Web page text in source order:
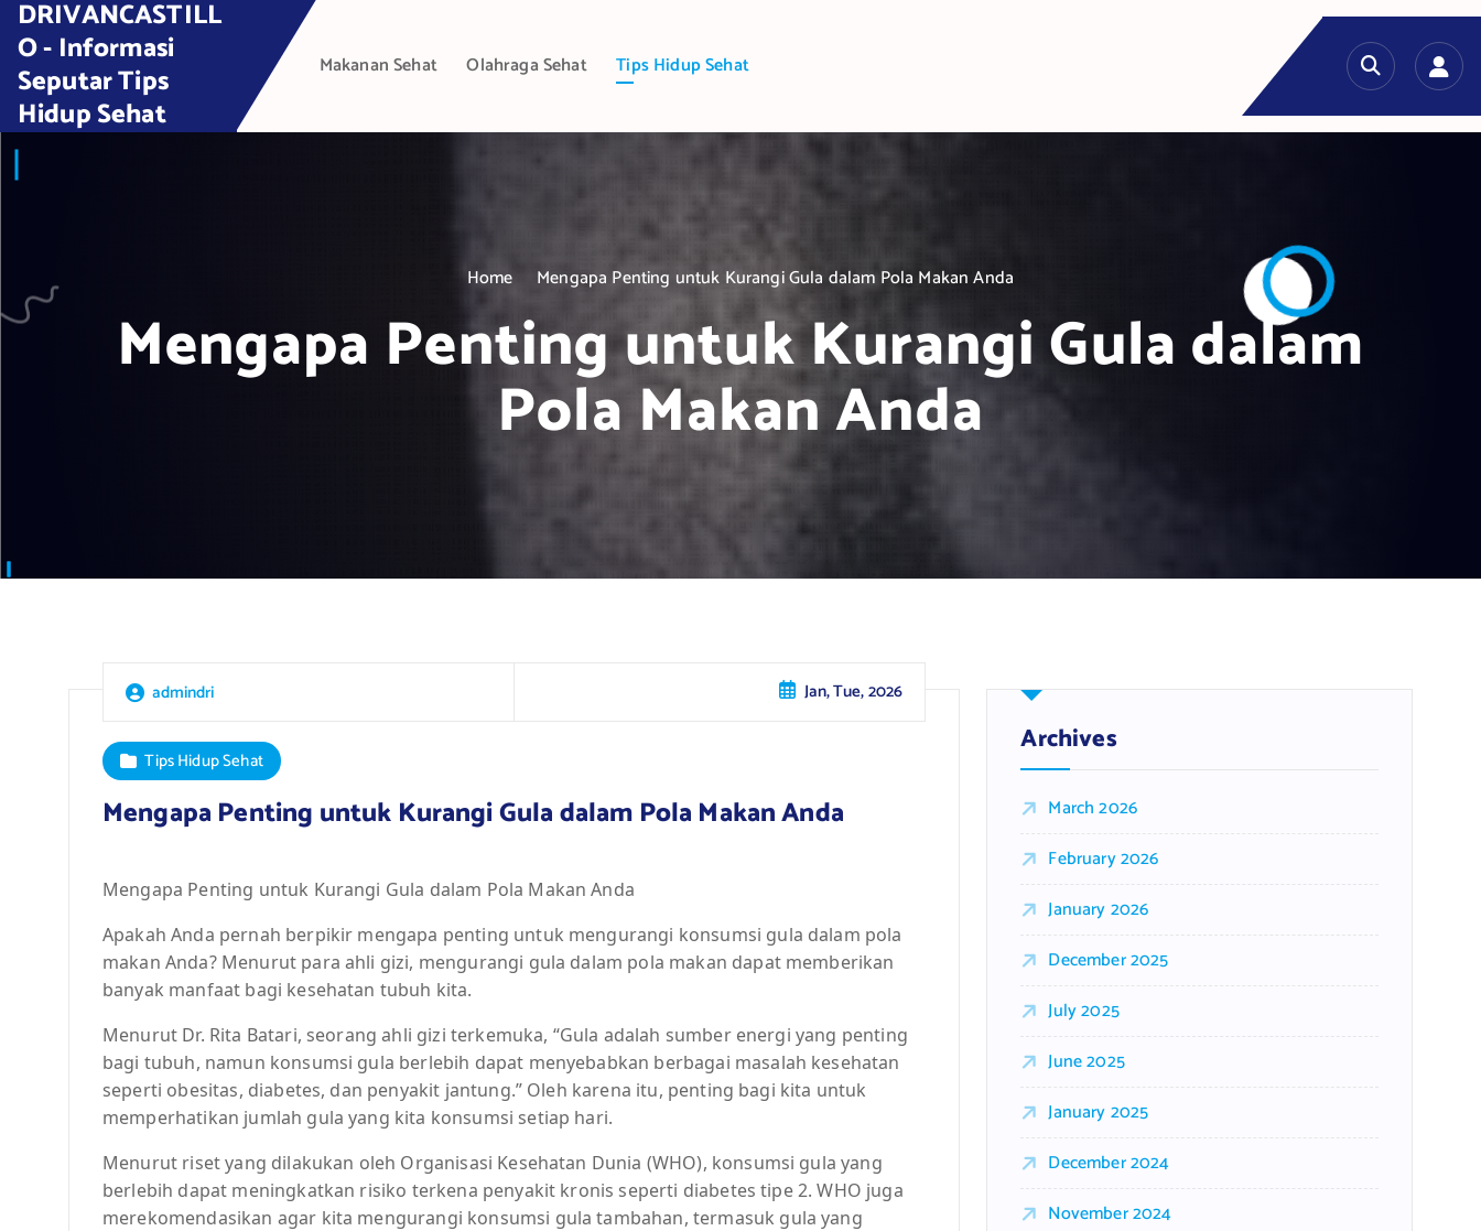
n
DRIVANCASTILL
O - Informasi
Seputar Tips
Hidup Sehat
Makanan Sehat Olahraga Sehat Tips Hidup Sehat
Home Mengapa Penting untuk Kurangi Gula dalam Pola Makan Anda
Mengapa Penting untuk Kurangi Gula dalam
Pola Makan Anda
admindri Jan, Tue, 2026
Tips Hidup Sehat
Mengapa Penting untuk Kurangi Gula dalam Pola Makan Anda
Mengapa Penting untuk Kurangi Gula dalam Pola Makan Anda
Apakah Anda pernah berpikir mengapa penting untuk mengurangi konsumsi gula dalam pola
makan Anda? Menurut para ahli gizi, mengurangi gula dalam pola makan dapat memberikan
banyak manfaat bagi kesehatan tubuh kita.
Menurut Dr. Rita Batari, seorang ahli gizi terkemuka, “Gula adalah sumber energi yang penting
bagi tubuh, namun konsumsi gula berlebih dapat menyebabkan berbagai masalah kesehatan
seperti obesitas, diabetes, dan penyakit jantung.” Oleh karena itu, penting bagi kita untuk
memperhatikan jumlah gula yang kita konsumsi setiap hari.
Menurut riset yang dilakukan oleh Organisasi Kesehatan Dunia (WHO), konsumsi gula yang
berlebih dapat meningkatkan risiko terkena penyakit kronis seperti diabetes tipe 2. WHO juga
merekomendasikan agar kita mengurangi konsumsi gula tambahan, termasuk gula yang
Archives
March 2026
February 2026
January 2026
December 2025
July 2025
June 2025
January 2025
December 2024
November 2024